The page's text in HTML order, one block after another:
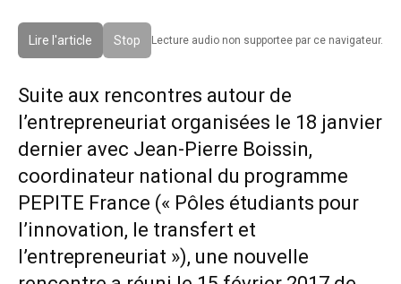
Lire l'article Stop Lecture audio non supportee par ce navigateur.
Suite aux rencontres autour de
l’entrepreneuriat organisées le 18 janvier
dernier avec Jean-Pierre Boissin,
coordinateur national du programme
PEPITE France (« Pôles étudiants pour
l’innovation, le transfert et
l’entrepreneuriat »), une nouvelle